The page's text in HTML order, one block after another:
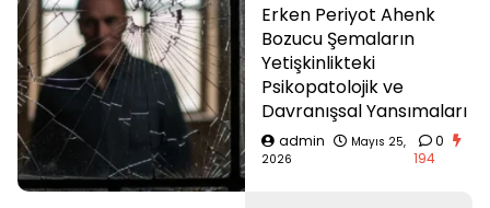
Erken Periyot Ahenk
Bozucu Şemaların
Yetişkinlikteki
Psikopatolojik ve
Davranışsal Yansımaları
admin
Mayıs 25,
2026
0
194